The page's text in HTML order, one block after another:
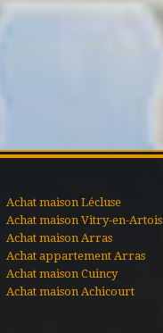
Achat maison Lécluse
Achat maison Vitry-en-Artois
Achat maison Arras
Achat appartement Arras
Achat maison Cuincy
Achat maison Achicourt